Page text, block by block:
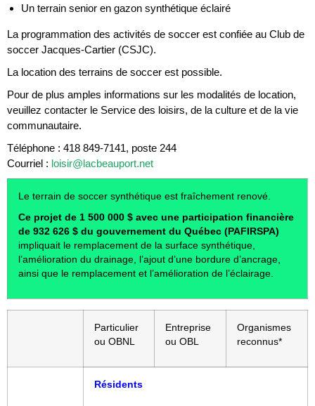
Un terrain senior en gazon synthétique éclairé
La programmation des activités de soccer est confiée au Club de
soccer Jacques-Cartier (CSJC).
La location des terrains de soccer est possible.
Pour de plus amples informations sur les modalités de location,
veuillez contacter le Service des loisirs, de la culture et de la vie
communautaire.
Téléphone : 418 849-7141, poste 244
Courriel : loisir@lacbeauport.net
Le terrain de soccer synthétique est fraîchement renové.
Ce projet de 1 500 000 $ avec une participation financière
de 932 626 $ du gouvernement du Québec (PAFIRSPA)
impliquait le remplacement de la surface synthétique,
l’amélioration du drainage, l’ajout d’une bordure d’ancrage,
ainsi que le remplacement et l’amélioration de l’éclairage.
Particulier
ou OBNL
Entreprise
ou OBL
Organismes
reconnus*
Résidents